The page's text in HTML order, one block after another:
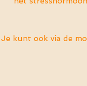
Je kunt ook via de